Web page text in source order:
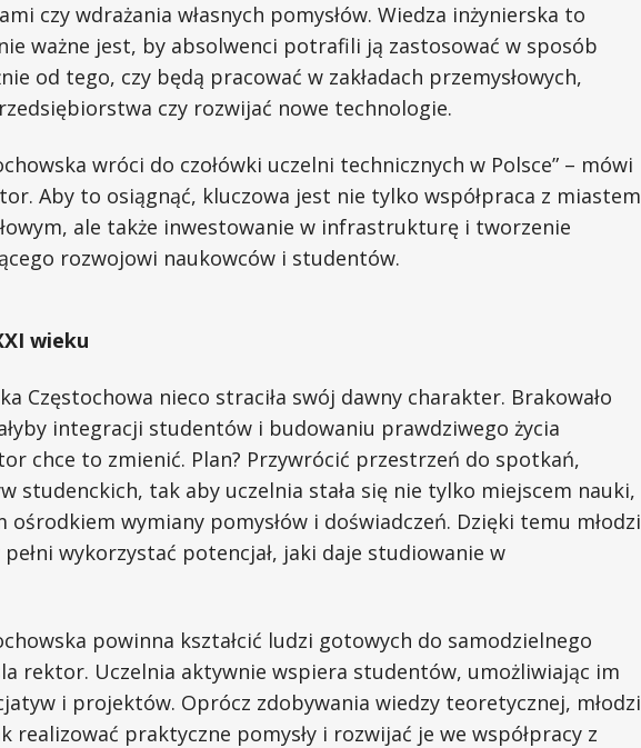
czy wdrażania własnych pomysłów. Wiedza inżynierska to
ważne jest, by absolwenci potrafili ją zastosować w sposób
od tego, czy będą pracować w zakładach przemysłowych,
czy rozwijać nowe technologie.
wróci do czołówki uczelni technicznych w Polsce” – mówi
Aby to osiągnąć, kluczowa jest nie tylko współpraca z miastem
ale także inwestowanie w infrastrukturę i tworzenie
rozwojowi naukowców i studentów.
wieku
Częstochowa nieco straciła swój dawny charakter. Brakowało
integracji studentów i budowaniu prawdziwego życia
chce to zmienić. Plan? Przywrócić przestrzeń do spotkań,
studenckich, tak aby uczelnia stała się nie tylko miejscem nauki,
ośrodkiem wymiany pomysłów i doświadczeń. Dzięki temu młodzi
wykorzystać potencjał, jaki daje studiowanie w
powinna kształcić ludzi gotowych do samodzielnego
rektor. Uczelnia aktywnie wspiera studentów, umożliwiając im
i projektów. Oprócz zdobywania wiedzy teoretycznej, młodzi
realizować praktyczne pomysły i rozwijać je we współpracy z